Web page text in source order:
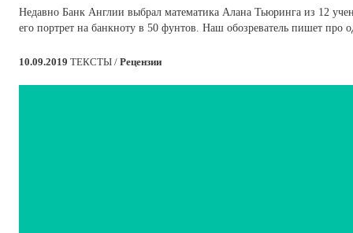
Недавно Банк Англии выбрал математика Алана Тьюринга из 12
его портрет на банкноту в 50 фунтов. Наш обозреватель пишет про
10.09.2019 ТЕКСТЫ / Рецензии